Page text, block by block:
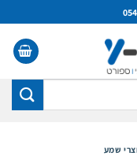
שמע